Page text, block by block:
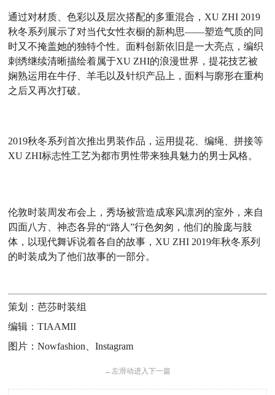
通过对材质、色彩以及层次搭配的多重混合，XU ZHI 2019
秋冬系列展示了对当代女性衣橱的新构思——塑造气质的同
时又不掩盖她的独特个性。面料创新依旧是一大亮点，编织
刺绣继续清晰描绘着属于XU ZHI的浪漫世界，提花技艺被
娴熟运用在牛仔、羊毛以及针织产品上，面料与廓形在重构
之后又再次打破。
2019秋冬系列首次推出男装作品，运用提花、编绳、拼接等
XU ZHI标志性工艺为都市男性带来独具魅力的男士风格。
伦敦时装周发布会上，秀场被营造成寒风凛冽的室外，来自
四面八方、神态各异的“路人”行色匆匆，他们的脸庞与肢
体，以现代舞诉说着各自的故事，XU ZHI 2019年秋冬系列
的时装成为了他们故事的一部分。
策划：芭莎时装组
编辑：TIAAMII
图片：Nowfashion、Instagram
←左滑动进入下一篇